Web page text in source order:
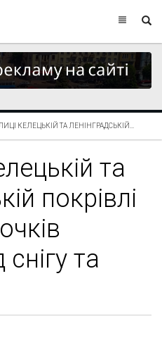
КЕЛЕЦЬКІЙ ТА ЛЕНІНГРАДСЬКІЙ...
та
покрівлі
та